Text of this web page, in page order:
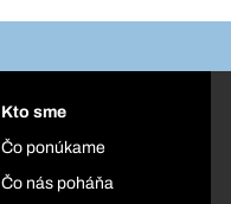
Kto sme
Čo ponúkame
Čo nás poháňa